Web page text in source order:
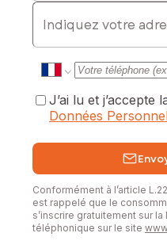
E-mail
J’ai lu et j’accepte
Données
Conformément à l’article
est rappelé que le
s’inscrire gratuitement sur
téléphonique sur le site